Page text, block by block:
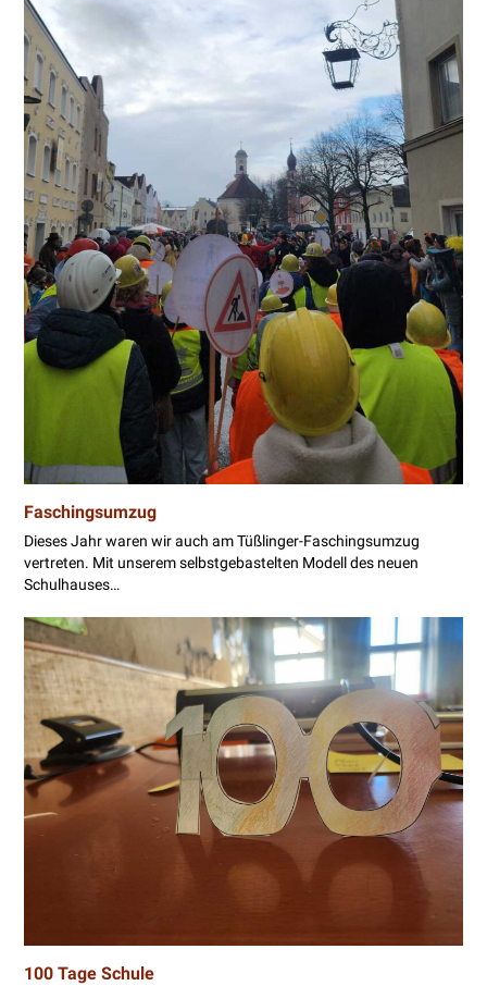
Faschingsumzug
Dieses Jahr waren wir auch am Tüßlinger-Faschingsumzug
vertreten. Mit unserem selbstgebastelten Modell des neuen
Schulhauses…
100 Tage Schule